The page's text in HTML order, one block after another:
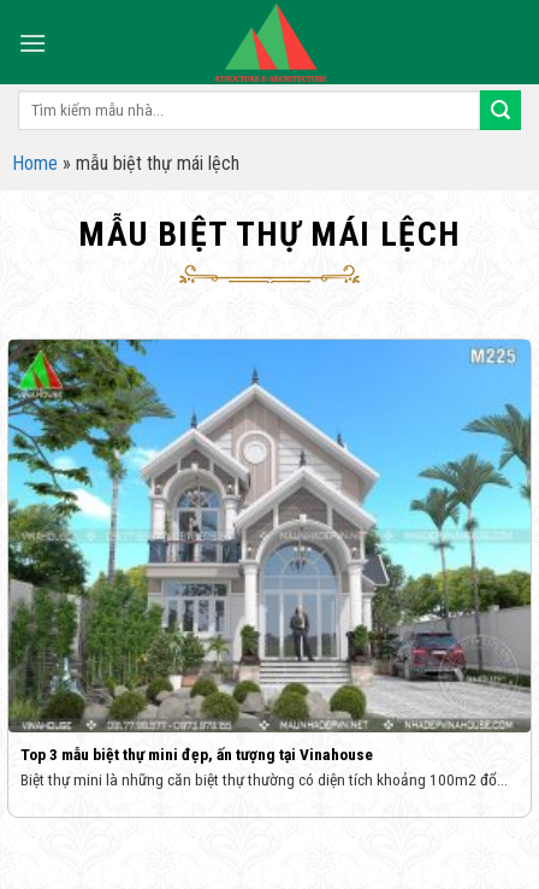
Tìm
Home » mẫu biệt thự mái lệch
MẪU BIỆT THỰ MÁI LỆCH
Top 3 mẫu biệt thự mini đẹp, ấn tượng tại Vinahouse
Biệt thự mini là những căn biệt thự thường có diện tích khoảng 100m2 đổ...